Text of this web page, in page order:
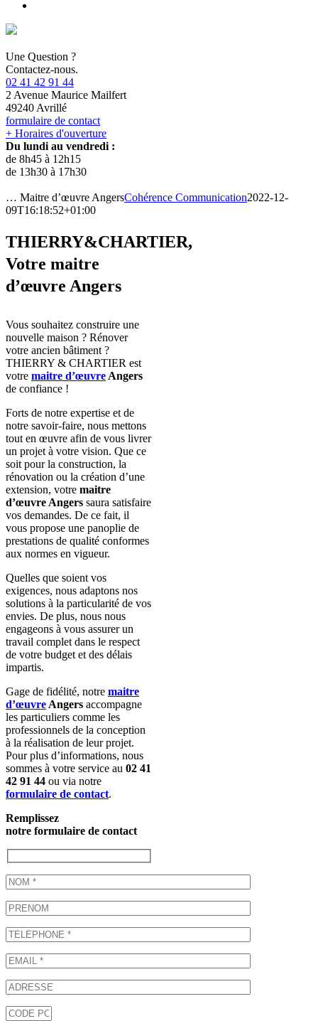
Une Question ?
Contactez-nous.
02 41 42 91 44
2 Avenue Maurice Mailfert
49240 Avrillé
formulaire de contact
+ Horaires d'ouverture
Du lundi au vendredi :
de 8h45 à 12h15
de 13h30 à 17h30
… Maitre d’œuvre AngersCohérence Communication2022-12-
09T16:18:52+01:00
THIERRY&CHARTIER,
Votre maitre
d’œuvre Angers
Vous souhaitez construire une
nouvelle maison ? Rénover
votre ancien bâtiment ?
THIERRY & CHARTIER est
votre maitre d’œuvre Angers
de confiance !
Forts de notre expertise et de
notre savoir-faire, nous mettons
tout en œuvre afin de vous livrer
un projet à votre vision. Que ce
soit pour la construction, la
rénovation ou la création d’une
extension, votre maitre
d’œuvre Angers saura satisfaire
vos demandes. De ce fait, il
vous propose une panoplie de
prestations de qualité conformes
aux normes en vigueur.
Quelles que soient vos
exigences, nous adaptons nos
solutions à la particularité de vos
envies. De plus, nous nous
engageons à vous assurer un
travail complet dans le respect
de votre budget et des délais
impartis.
Gage de fidélité, notre maitre
d’œuvre Angers accompagne
les particuliers comme les
professionnels de la conception
à la réalisation de leur projet.
Pour plus d’informations, nous
sommes à votre service au 02 41
42 91 44 ou via notre
formulaire de contact.
Remplissez
notre formulaire de contact